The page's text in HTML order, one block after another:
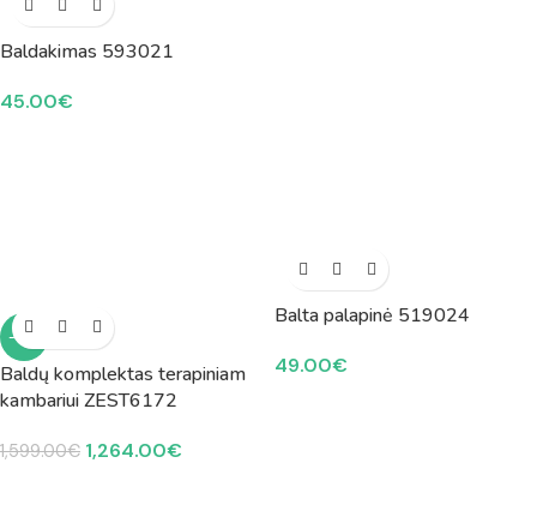
Baldakimas 593021
45.00€
-21%
Baldų komplektas terapiniam
kambariui ZEST6172
1,599.00€ 1,264.00€
Balta palapinė 519024
49.00€